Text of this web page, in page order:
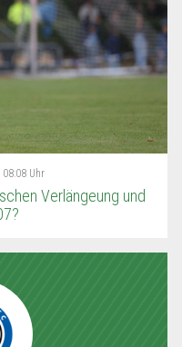
Uhr
Verlängeung und